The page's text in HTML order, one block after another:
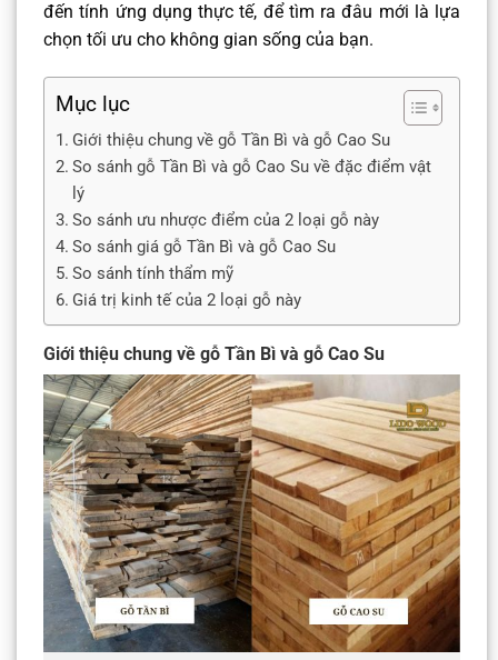
đến tính ứng dụng thực tế, để tìm ra đâu mới là lựa
chọn tối ưu cho không gian sống của bạn.
Mục lục
Giới thiệu chung về gỗ Tần Bì và gỗ Cao Su
So sánh gỗ Tần Bì và gỗ Cao Su về đặc điểm vật
lý
So sánh ưu nhược điểm của 2 loại gỗ này
So sánh giá gỗ Tần Bì và gỗ Cao Su
So sánh tính thẩm mỹ
Giá trị kinh tế của 2 loại gỗ này
Giới thiệu chung về gỗ Tần Bì và gỗ Cao Su